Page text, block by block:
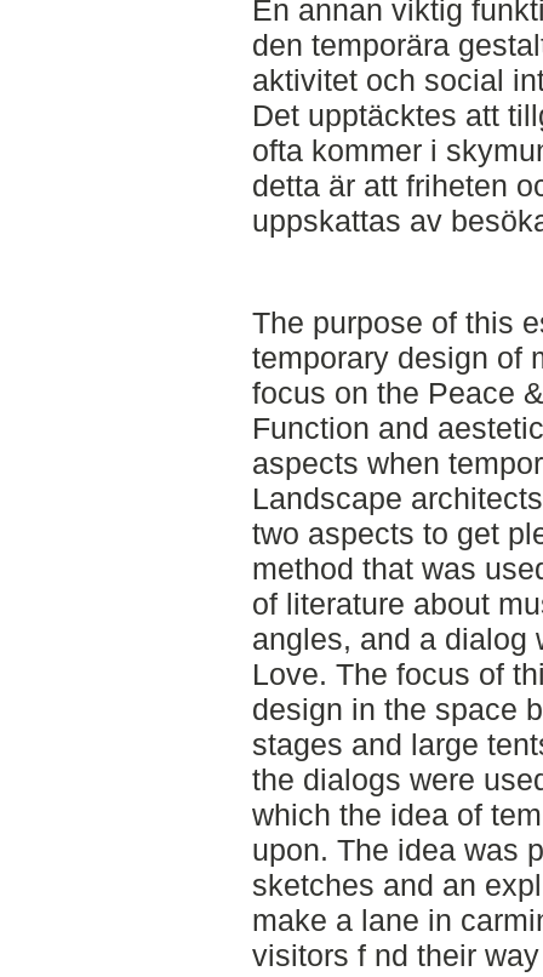
En annan viktig
den temporära
aktivitet och social
Det upptäcktes att
ofta kommer i
detta är att friheten
uppskattas av
The purpose of this
temporary design of
focus on the Peace
Function and
aspects when
Landscape
two aspects to get
method that was
of literature about
angles, and a dialog
Love. The focus of
design in the space
stages and large
the dialogs were
which the idea of
upon. The idea was
sketches and an
make a lane in
visitors f nd their